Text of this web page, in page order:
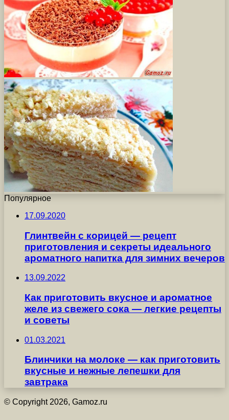
Популярное
17.09.2020
Глинтвейн с корицей — рецепт
приготовления и секреты идеального
ароматного напитка для зимних вечеров
13.09.2022
Как приготовить вкусное и ароматное
желе из свежего сока — легкие рецепты
и советы
01.03.2021
Блинчики на молоке — как приготовить
вкусные и нежные лепешки для
завтрака
© Copyright 2026, Gamoz.ru